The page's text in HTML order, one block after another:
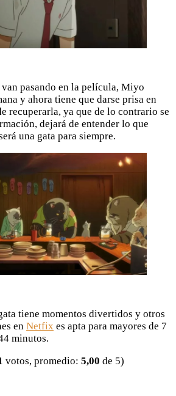
van pasando en la película, Miyo
y ahora tiene que darse prisa en
recuperarla, ya que de lo contrario se
dejará de entender lo que
una gata para siempre.
tiene momentos divertidos y otros
en Netfix es apta para mayores de 7
minutos.
votos, promedio: 5,00 de 5)